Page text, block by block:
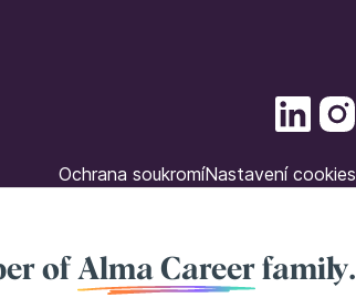
Ochrana soukromíNastavení cookies
of Alma Careerfamily.